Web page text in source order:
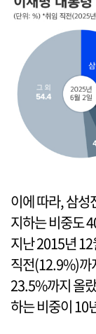
이에 따라, 삼성
지하는 비중도
지난 2015년
직전(12.9%)까
23.5%까지 올
하는 비중이 10